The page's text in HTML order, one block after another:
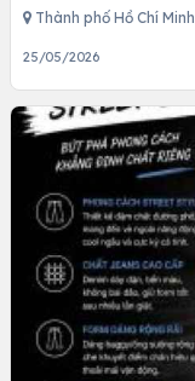
Thành phố Hồ Chí Minh
25/05/2026